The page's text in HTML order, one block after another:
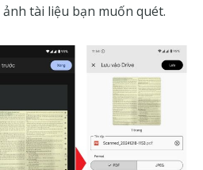
ảnh tài liệu bạn muốn quét.